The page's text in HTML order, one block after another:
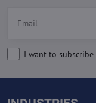
I want to